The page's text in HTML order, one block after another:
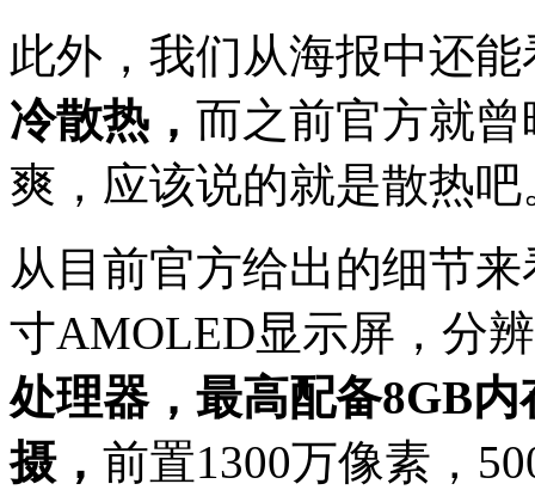
此外，我们从海报中还
冷散热， 而之前官方就
爽，应该说的就是散热吧
从目前官方给出的细节来
寸AMOLED显示屏，分
处理器，最高配备8GB
摄， 前置1300万像素，